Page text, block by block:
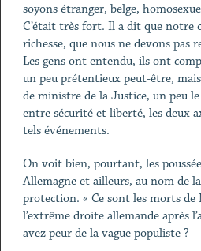
soyons étranger, belge,
C’était très fort. Il a dit que notre
richesse, que nous ne devons pas
Les gens ont entendu, ils ont
un peu prétentieux peut-être,
de ministre de la Justice, un peu
entre sécurité et liberté, les deux
tels événements.
On voit bien, pourtant, les
Allemagne et ailleurs, au nom de
protection. « Ce sont les morts de
l’extrême droite allemande après
avez peur de la vague populiste ?